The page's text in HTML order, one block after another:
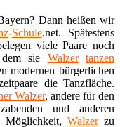
Dann heißen wir
-Schule.net. Spätestens
viele Paare noch
sie Walzer
tanzen
modernen bürgerlichen
die Tanzfläche.
Walzer, andere für den
und anderen
Möglichkeit, Walzerzu